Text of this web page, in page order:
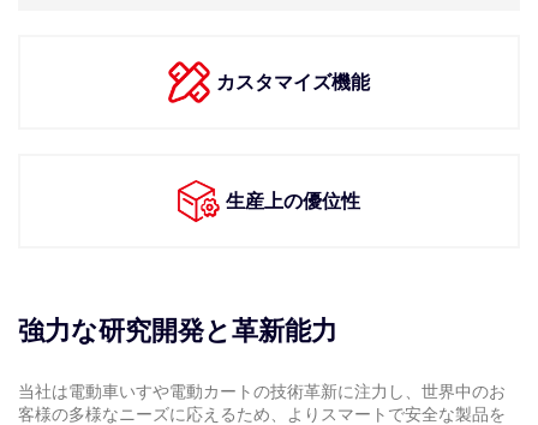
カスタマイズ機能
生産上の優位性
強力な研究開発と革新能力
当社は電動車いすや電動カートの技術革新に注力し、世界中のお
客様の多様なニーズに応えるため、よりスマートで安全な製品を